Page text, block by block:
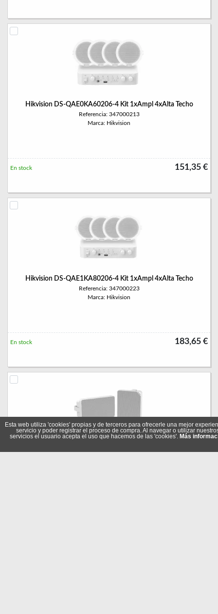
Hikvision DS-QAE0KA60206-4 Kit 1xAmpl 4xAlta Techo
Referencia: 347000213
Marca: Hikvision
151,35 €
En stock
Hikvision DS-QAE1KA80206-4 Kit 1xAmpl 4xAlta Techo
Referencia: 347000223
Marca: Hikvision
183,65 €
En stock
Hikvision DS-QAE1KA80120-2 Kit 1xAmpl 2xAlta Techo
Esta web utiliza 'cookies' propias y de terceros para ofrecerle una mejor
servicio y poder registrar el proceso de compra. Al navegar o utilizar
servicios el usuario acepta el uso que hacemos de las 'cookies'. Más